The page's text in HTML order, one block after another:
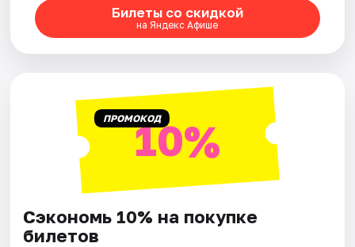
Билеты со скидкой
на Яндекс Афише
ПРОМОКОД10%
Сэкономь 10% на покупке
билетов